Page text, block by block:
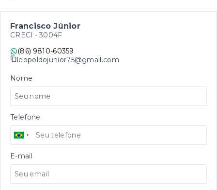
Francisco Júnior
CRECI - 3004F
(86) 9810-60359
leopoldojunior75@gmail.com
Nome
Telefone
E-mail